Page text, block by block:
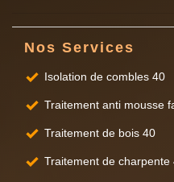
Nos Services
Isolation de combles 40
Traitement anti mousse
Traitement de bois 40
Traitement de charpente